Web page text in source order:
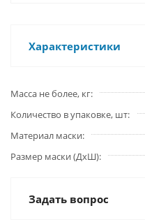
Характеристики
Масса не более, кг
Количество в упаковке, шт
Материал маски
Размер маски (ДхШ)
Задать вопрос